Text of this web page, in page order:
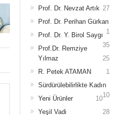
Prof. Dr. Nevzat Artık 27
Prof. Dr. Perihan Gürkan
1
Prof. Dr. Y. Birol Saygı
35
Prof.Dr. Remziye
Yılmaz
25
R. Petek ATAMAN
1
Sürdürülebilirlikte Kadın
10
Yeni Ürünler
10
Yeşil Vadi
28